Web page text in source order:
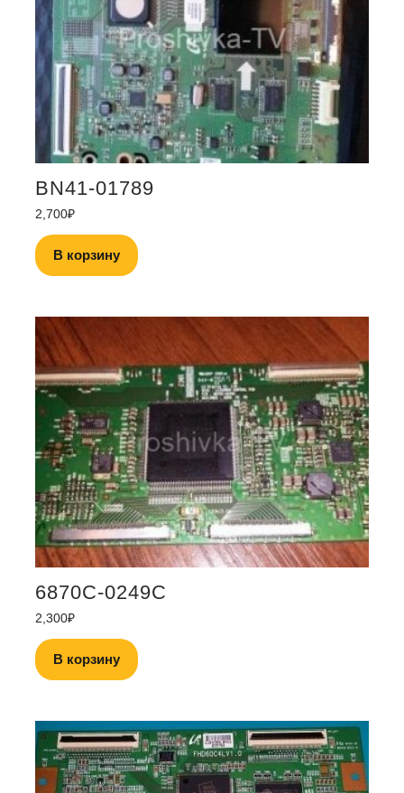
BN41-01789
2,700₽
В корзину
6870C-0249C
2,300₽
В корзину